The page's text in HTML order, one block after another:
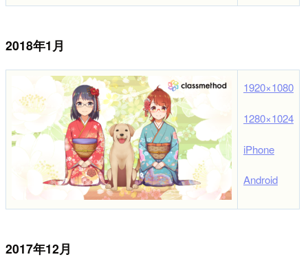
2018年1月
1920×1080
1280×1024
iPhone
Android
2017年12月